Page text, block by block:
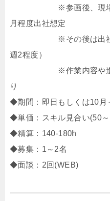
※参画後、現場に慣
月程度出社想定
※その後は出社もし
週2程度）
※作業内容や進捗に
り
◆期間：即日もしくは10月
◆単価：スキル見合い(50
◆精算：140-180h
◆募集：1～2名
◆面談：2回(WEB)